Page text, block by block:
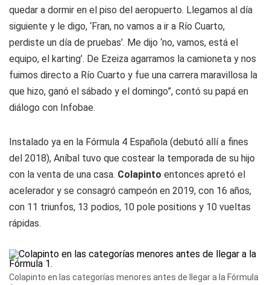
quedar a dormir en el piso del aeropuerto. Llegamos al día
siguiente y le digo, ‘Fran, no vamos a ir a Río Cuarto,
perdiste un día de pruebas’. Me dijo ‘no, vamos, está el
equipo, el karting’. De Ezeiza agarramos la camioneta y nos
fuimos directo a Río Cuarto y fue una carrera maravillosa la
que hizo, ganó el sábado y el domingo”, contó su papá en
diálogo con Infobae.
Instalado ya en la Fórmula 4 Española (debutó allí a fines
del 2018), Aníbal tuvo que costear la temporada de su hijo
con la venta de una casa. Colapinto entonces apretó el
acelerador y se consagró campeón en 2019, con 16 años,
con 11 triunfos, 13 podios, 10 pole positions y 10 vueltas
rápidas.
Colapinto en las categorías menores antes de llegar a la Fórmula